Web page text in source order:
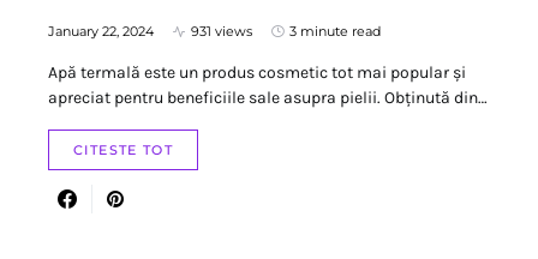
January 22, 2024 931 views 3 minute read
Apă termală este un produs cosmetic tot mai popular și
apreciat pentru beneficiile sale asupra pielii. Obținută din…
CITESTE TOT